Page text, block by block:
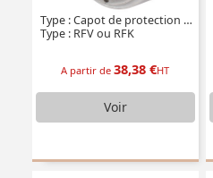
Type : Capot de protection fermé
Type : RFV ou RFK
A partir de38,38 €HT
Voir